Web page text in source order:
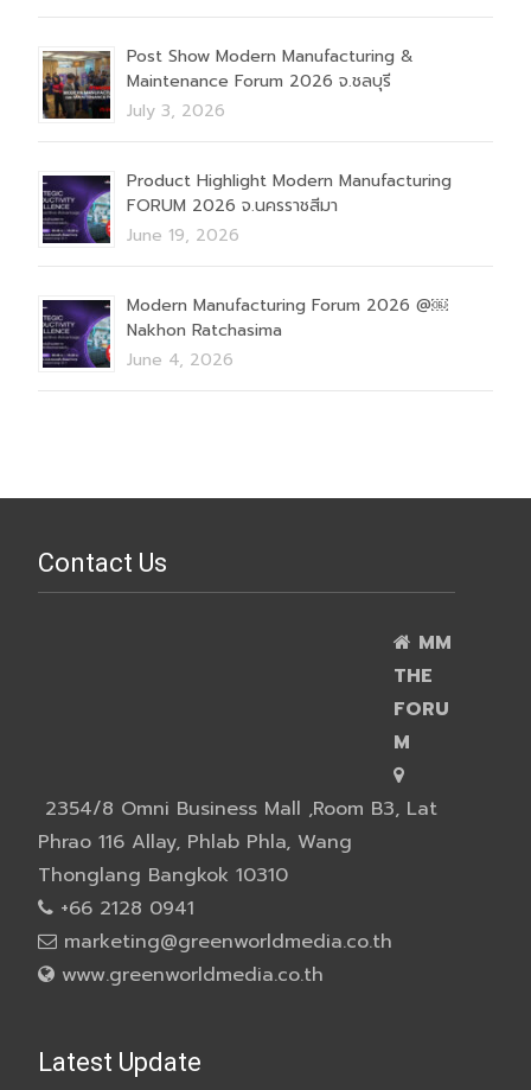
Post Show Modern Manufacturing &
Maintenance Forum 2026 จ.ชลบุรี
July 3, 2026
Product Highlight Modern Manufacturing
FORUM 2026 จ.นครราชสีมา
June 19, 2026
Modern Manufacturing Forum 2026 @￼
Nakhon Ratchasima
June 4, 2026
Contact Us
MM
THE
FORU
M
2354/8 Omni Business Mall ,Room B3, Lat
Phrao 116 Allay, Phlab Phla, Wang
Thonglang Bangkok 10310
+66 2128 0941
marketing@greenworldmedia.co.th
www.greenworldmedia.co.th
Latest Update